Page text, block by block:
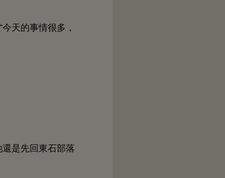
今 事 很 ，
還 先回 部落